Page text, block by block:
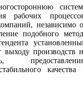
рабочих
независимо
подобного
выходу производств
качества